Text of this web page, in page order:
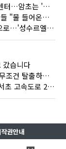
건설사 입맛 다시는 데이터센터…암초는 '주민 반대'
반도체 800조 투자…건설사들 "물 들어온다!"
'1.3조' 성수4지구, 롯데 품으로…'성수르엘 S70' 거듭
갔습니다
"타이어 절반 물에 잠기면? 무조건 탈출하세요"
양재IC 정체 줄인다…성남-서초 고속도로 2029년 착공
권안내